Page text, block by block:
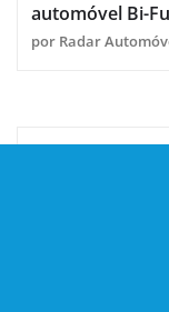
automóvel Bi-
por Radar